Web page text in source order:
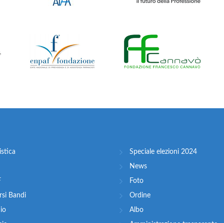
Bandi
Speciale elezioni 2024
News
Foto
Ordine
Albo